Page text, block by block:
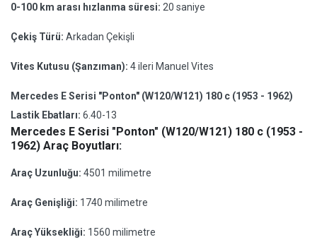
0-100 km arası hızlanma süresi: 20 saniye
Çekiş Türü: Arkadan Çekişli
Vites Kutusu (Şanzıman): 4 ileri Manuel Vites
Mercedes E Serisi "Ponton" (W120/W121) 180 c (1953 - 1962)
Lastik Ebatları: 6.40-13
Mercedes E Serisi "Ponton" (W120/W121) 180 c (1953 -
1962) Araç Boyutları:
Araç Uzunluğu: 4501 milimetre
Araç Genişliği: 1740 milimetre
Araç Yüksekliği: 1560 milimetre